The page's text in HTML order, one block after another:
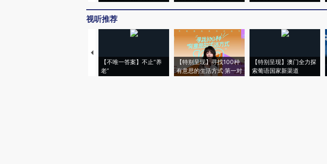
视听推荐
【不唯一答案】不止“养
老”
【特别呈现】寻找100种
有意思的生活方式·第一对
【特别呈现】澳门全力探
索葡语国家新渠道